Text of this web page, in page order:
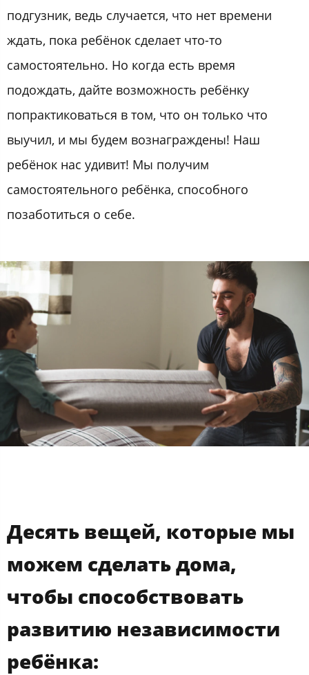
подгузник, ведь случается, что нет времени
ждать, пока ребёнок сделает что-то
самостоятельно. Но когда есть время
подождать, дайте возможность ребёнку
попрактиковаться в том, что он только что
выучил, и мы будем вознаграждены! Наш
ребёнок нас удивит! Мы получим
самостоятельного ребёнка, способного
позаботиться о себе.
Десять вещей, которые мы
можем сделать дома,
чтобы способствовать
развитию независимости
ребёнка: